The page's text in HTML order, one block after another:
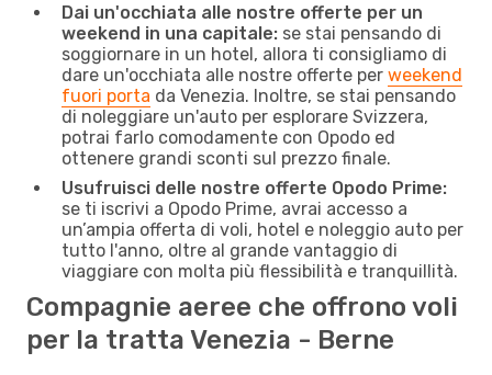
Dai un'occhiata alle nostre offerte per un
weekend in una capitale: se stai pensando di
soggiornare in un hotel, allora ti consigliamo di
dare un'occhiata alle nostre offerte per weekend
fuori porta da Venezia. Inoltre, se stai pensando
di noleggiare un'auto per esplorare Svizzera,
potrai farlo comodamente con Opodo ed
ottenere grandi sconti sul prezzo finale.
Usufruisci delle nostre offerte Opodo Prime:
se ti iscrivi a Opodo Prime, avrai accesso a
un’ampia offerta di voli, hotel e noleggio auto per
tutto l'anno, oltre al grande vantaggio di
viaggiare con molta più flessibilità e tranquillità.
Compagnie aeree che offrono voli
per la tratta Venezia - Berne